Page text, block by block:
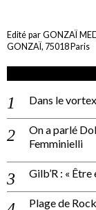
Edité par GONZAÏ
GONZAÏ, 75018 Paris
Dans le
On a parlé
Femminielli
Gilb’R : «
Plage de